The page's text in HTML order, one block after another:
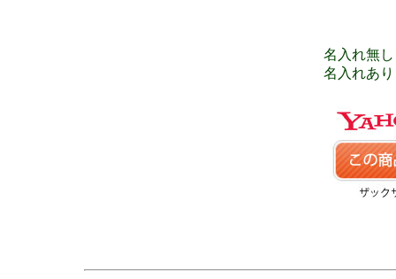
名入れ無
名入れあ